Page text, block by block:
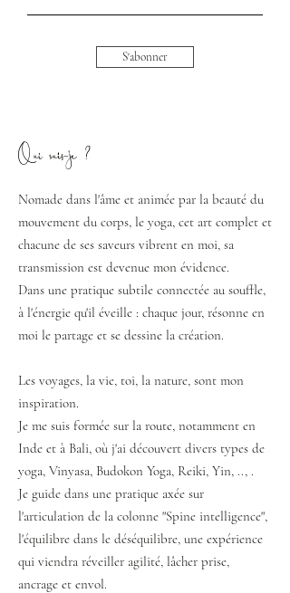
S'abonner
Qui suis-je ?
Nomade dans l'âme et animée par la beauté du
mouvement du corps, le yoga, cet art complet et
chacune de ses saveurs vibrent en moi, sa
transmission est devenue mon évidence.
Dans une pratique subtile connectée au souffle,
à l'énergie qu'il éveille : chaque jour, résonne en
moi le partage et se dessine la création.
Les voyages, la vie, toi, la nature, sont mon
inspiration.
Je me suis formée sur la route, notamment en
Inde et à Bali, où j'ai découvert divers types de
yoga, Vinyasa, Budokon Yoga, Reiki, Yin, .., .
Je guide dans une pratique axée sur
l'articulation de la colonne "Spine intelligence",
l'équilibre dans le déséquilibre, une expérience
qui viendra réveiller agilité, lâcher prise,
ancrage et envol.